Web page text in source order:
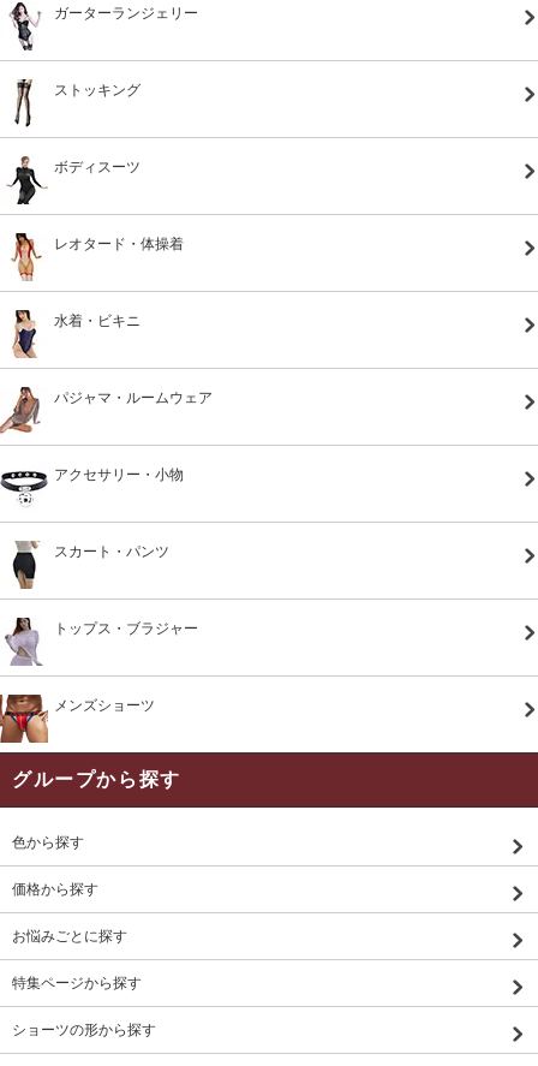
ガーターランジェリー
ストッキング
ボディスーツ
レオタード・体操着
水着・ビキニ
パジャマ・ルームウェア
アクセサリー・小物
スカート・パンツ
トップス・ブラジャー
メンズショーツ
グループから探す
色から探す
価格から探す
お悩みごとに探す
特集ページから探す
ショーツの形から探す